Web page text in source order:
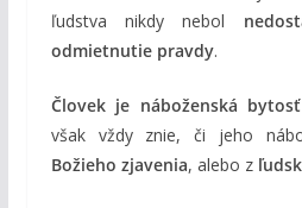
ľudstva nikdy nebol
odmietnutie pravdy.
Človek je náboženská bytosť
však vždy znie, či jeho
Božieho zjavenia, alebo z